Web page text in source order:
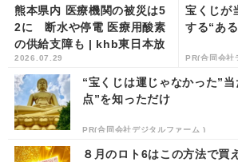
熊本県内 医療機関の被災は5
2に 断水や停電 医療用酸素
の供給支障も | khb東日本放
送
2026.07.29
宝くじが
する“あ
PR(合同会社
“宝くじは運じゃなかった”
点”を知っただけ
PR(合同会社デジタルファーム )
８月のロト6はこの方法で買